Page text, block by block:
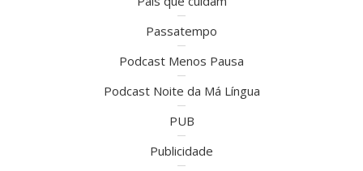
Passatempo
Podcast Menos Pausa
Podcast Noite da Má Língua
PUB
Publicidade